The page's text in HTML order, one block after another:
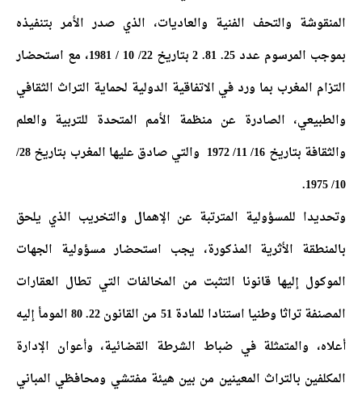
المنقوشة والتحف الفنية والعاديات، الذي صدر الأمر بتنفيذه
بموجب المرسوم عدد 25. 81. 2 بتاريخ 22/ 10 / 1981، مع استحضار
التزام المغرب بما ورد في الاتفاقية الدولية لحماية التراث الثقافي
والطبيعي، الصادرة عن منظمة الأمم المتحدة للتربية والعلم
والثقافة بتاريخ 16/ 11/ 1972 والتي صادق عليها المغرب بتاريخ 28/
10/ 1975.
وتحديدا للمسؤولية المترتبة عن الإهمال والتخريب الذي يلحق
بالمنطقة الأثرية المذكورة، يجب استحضار مسؤولية الجهات
الموكول إليها قانونا التثبت من المخالفات التي تطال العقارات
المصنفة تراثا وطنيا استنادا للمادة 51 من القانون 22. 80 المومأ إليه
أعلاه، والمتمثلة في ضباط الشرطة القضائية، وأعوان الإدارة
المكلفين بالتراث المعينين من بين هيئة مفتشي ومحافظي المباني